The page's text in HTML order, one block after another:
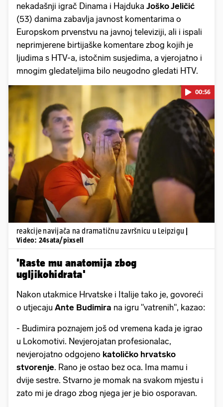
nekadašnji igrač Dinama i Hajduka Joško Jeličić
(53) danima zabavlja javnost komentarima o
Europskom prvenstvu na javnoj televiziji, ali i ispali
neprimjerene birtijaške komentare zbog kojih je
ljudima s HTV-a, istočnim susjedima, a vjerojatno i
mnogim gledateljima bilo neugodno gledati HTV.
Pokretanje videa...
00:56
reakcije navijača na dramatičnu završnicu u Leipzigu
Video: 24sata/pixsell
'Raste mu anatomija zbog
ugljikohidrata'
Nakon utakmice Hrvatske i Italije tako je, govoreći
o utjecaju Ante Budimira na igru "vatrenih", kazao:
- Budimira poznajem još od vremena kada je igrao
u Lokomotivi. Nevjerojatan profesionalac,
nevjerojatno odgojeno katoličko hrvatsko
stvorenje. Rano je ostao bez oca. Ima mamu i
dvije sestre. Stvarno je momak na svakom mjestu i
zato mi je drago zbog njega jer je bio osporavan.